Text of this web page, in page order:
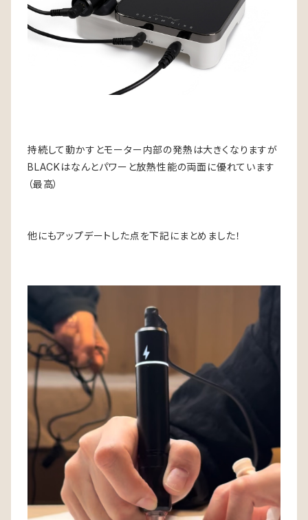
持続して動かすとモーター内部の発熱は大きくなりますが
BLACKはなんとパワーと放熱性能の両面に優れています
（最高）
他にもアップデートした点を下記にまとめました！